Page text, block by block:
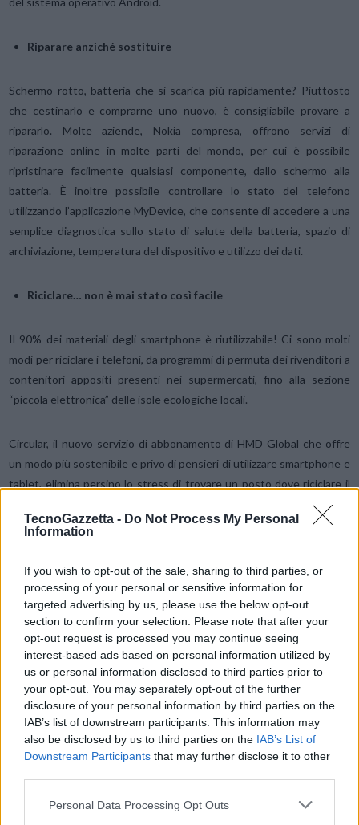
TecnoGazzetta - Do Not Process My Personal
Information
If you wish to opt-out of the sale, sharing to third parties, or
processing of your personal or sensitive information for
targeted advertising by us, please use the below opt-out
section to confirm your selection. Please note that after your
opt-out request is processed you may continue seeing
interest-based ads based on personal information utilized by
us or personal information disclosed to third parties prior to
your opt-out. You may separately opt-out of the further
disclosure of your personal information by third parties on the
IAB’s list of downstream participants. This information may
also be disclosed by us to third parties on the IAB’s List of
Downstream Participants that may further disclose it to other
Personal Data Processing Opt Outs
Riparare anziché sostituire
Schermo rotto, batteria che si scarica più rapidamente? Piuttosto
che cestinarlo e comprarne uno nuovo, è consigliabile provare a
ripararlo. Molte aziende, Nokia compresa, offrono servizi di
riparazione online in molte parti del mondo, per cui è possibile
ripristinare facilmente qualsiasi componente, dallo schermo alla
batteria. È inoltre possibile controllare lo stato del telefono
utilizzando l’applicazione MyDevice, che consente di accedere a una
semplice diagnostica sullo stato di salute della batteria, spazio di
archiviazione, temperatura del dispositivo e utilizzo dei dati.
Riciclare… non è mai stato così facile
Il 90% dei materiali degli smartphone è riutilizzabile! Ci sono molti
modi per riciclare i telefoni, da programmi di permuta dei rivenditori a
contenitori appositi presenti nei supermercati, fino alla sezione
“piccola elettronica” delle isole ecologiche locali.
Circular, il nuovo servizio di abbonamento di HMD Global che offre
un modo più sostenibile e privo di pensieri di utilizzare smartphone e
tablet, elimina persino lo stress di trovare un posto dove riciclare il
telefono. Il servizio consente di scambiare il proprio smartphone con
uno nuovo, mentre quello “vecchio” viene destinato a un nuovo
telefoni cellulari inutilizzati solo in Italia, è ora di rovistare nei propri
cassetti.
Ricarica in modalità aereo
La modalità aereo non va utilizzata soltanto quando ci si trova a
10.000 metri di altitudine, ma anche in fase di ricarica. Perché? È più
veloce di quella normale di circa 4 minuti dal momento che
l’elaborazione in background è minore. Una ricarica più rapida è anche
positiva per l’ambiente, poiché più velocemente si ricarica un